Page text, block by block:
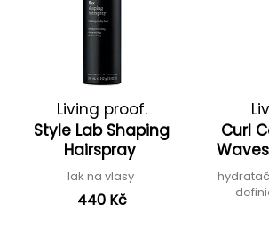
Living proof.
Style Lab Shaping
Hairspray
lak na vlasy
440 Kč
Curl